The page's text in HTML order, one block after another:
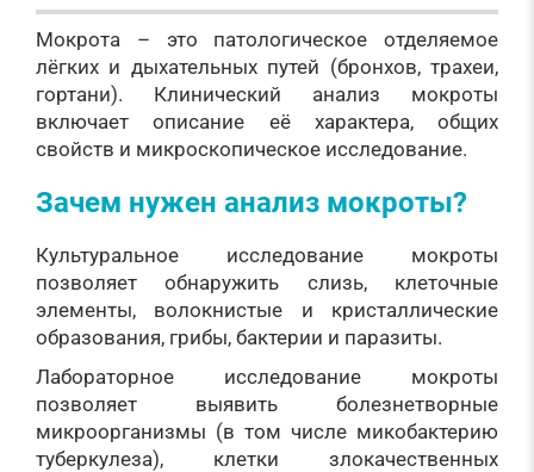
Мокрота – это патологическое отделяемое
лёгких и дыхательных путей (бронхов, трахеи,
гортани). Клинический анализ мокроты
включает описание её характера, общих
свойств и микроскопическое исследование.
Зачем нужен анализ мокроты?
Культуральное исследование мокроты
позволяет обнаружить слизь, клеточные
элементы, волокнистые и кристаллические
образования, грибы, бактерии и паразиты.
Лабораторное исследование мокроты
позволяет выявить болезнетворные
микроорганизмы (в том числе микобактерию
туберкулеза), клетки злокачественных